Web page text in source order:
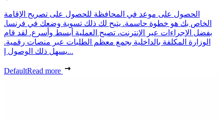
الحصول على موعد في المحافظة للحصول على تصريح الإقامة
الخاص بك هو خطوة حاسمة. يتيح لك ذلك تسوية وضعك في فرنسا.
بفضل الإجراءات عبر الإنترنت، تصبح العملية أبسط وأسرع. لقد قام
الوزارة المكلفة بالداخلية بجمع معظم الطلبات عبر منصات رقمية.
يسهل ذلك الوصول إ...
DefaultRead more